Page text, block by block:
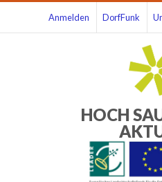
Anmelden DorfFunk
HOCH